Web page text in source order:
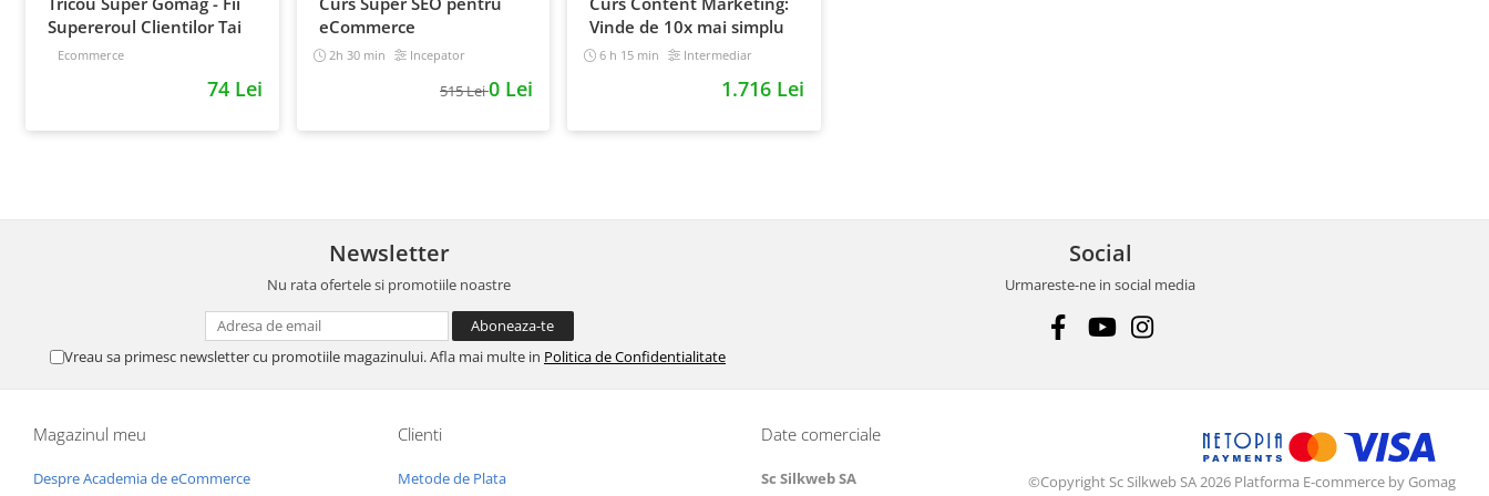
Supereroul Clientilor Tai
Ecommerce
74 Lei
eCommerce
2h 30 min Incepator
515 Lei0 Lei
Vinde de 10x mai simplu
6 h 15 min Intermediar
1.716 Lei
Newsletter
Nu rata ofertele si promotiile noastre
Vreau sa primesc newsletter cu promotiile magazinului. Afla mai multe in Politica de Confidentialitate
Social
Urmareste-ne in social media
Magazinul meu
Despre Academia de eCommerce
Clienti
Metode de Plata
Date comerciale
Sc Silkweb SA
©Copyright Sc Silkweb SA 2026 Platforma E-commerce by Gomag